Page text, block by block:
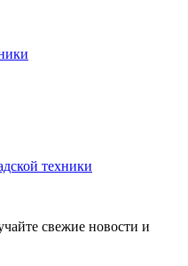
техники
свежие новости и